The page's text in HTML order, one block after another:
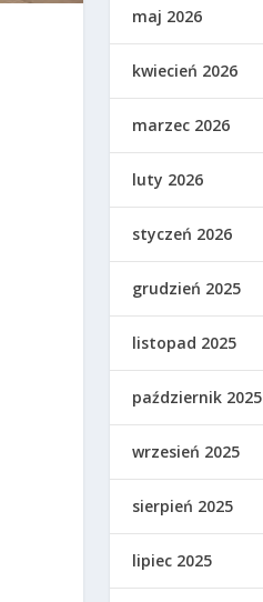
maj 2026
kwiecień 2026
marzec 2026
luty 2026
styczeń 2026
grudzień 2025
listopad 2025
październik 2025
wrzesień 2025
sierpień 2025
lipiec 2025